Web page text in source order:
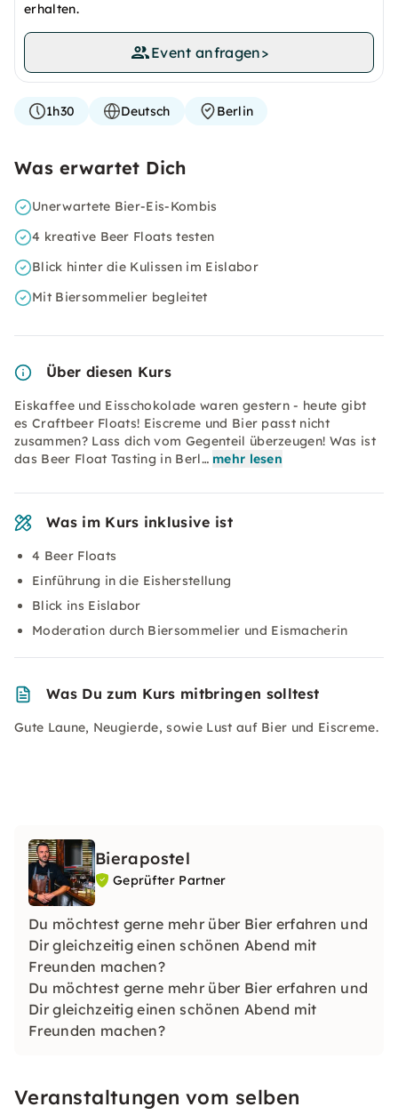
erhalten.
Event anfragen>
1h30 Deutsch Berlin
Was erwartet Dich
Unerwartete Bier-Eis-Kombis
4 kreative Beer Floats testen
Blick hinter die Kulissen im Eislabor
Mit Biersommelier begleitet
Über diesen Kurs
Eiskaffee und Eisschokolade waren gestern - heute gibt
es Craftbeer Floats! Eiscreme und Bier passt nicht
zusammen? Lass dich vom Gegenteil überzeugen! Was ist
das Beer Float Tasting in Berl… mehr lesen
Was im Kurs inklusive ist
4 Beer Floats
Einführung in die Eisherstellung
Blick ins Eislabor
Moderation durch Biersommelier und Eismacherin
Was Du zum Kurs mitbringen solltest
Gute Laune, Neugierde, sowie Lust auf Bier und Eiscreme.
Bierapostel
Geprüfter Partner
Du möchtest gerne mehr über Bier erfahren und
Dir gleichzeitig einen schönen Abend mit
Freunden machen?
Du möchtest gerne mehr über Bier erfahren und
Dir gleichzeitig einen schönen Abend mit
Freunden machen?
Veranstaltungen vom selben